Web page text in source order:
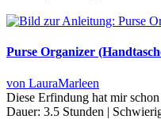
Purse Organizer
von LauraMarleen
Diese Erfindung hat mir
Dauer: 3.5 Stunden |